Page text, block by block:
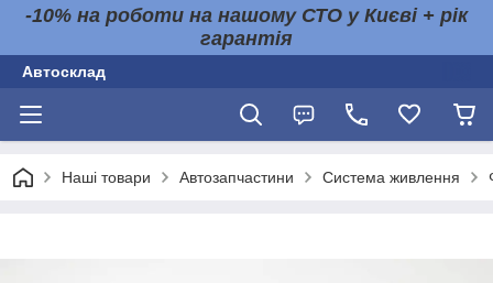
-10% на роботи на нашому СТО у Києві + рік
гарантія
Автосклад
Наші товари Автозапчастини Система живлення